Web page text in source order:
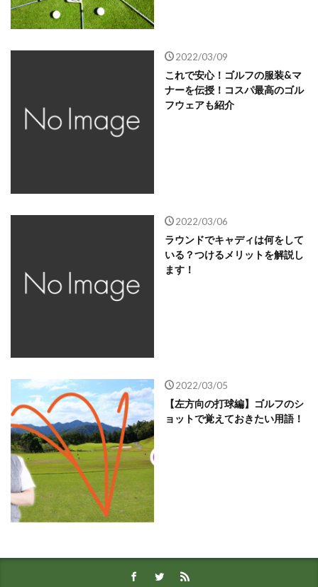
2022/03/09
これで安心！ゴルフの服装&マ
ナーを伝授！コスパ最高のゴル
フウェアも紹介
2022/03/06
ラウンドでキャディは何をして
いる？つけるメリットを解説し
ます！
2022/03/05
【左方向の打球編】ゴルフのシ
ョットで覚えておきたい用語！